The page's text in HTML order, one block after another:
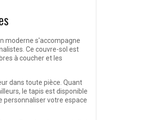
moderne s'accompagne
Ce couvre-sol est
à coucher et les
dans toute pièce. Quant
le tapis est disponible
personnaliser votre espace